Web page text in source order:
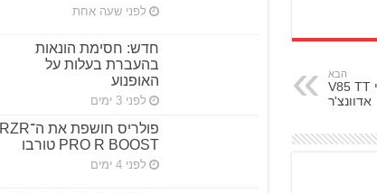
הבא
רכיבה ראשונה: מוטוגוצי V85 TT
אדוונצ'ר
לפני שעה אחת
חדש: חסימת הונאות
בהעברת בעלות על
האופנוע
לפני 3 ימים
פולריס חושפת את ה־RZR
PRO R BOOST טורבו
לפני 4 ימים